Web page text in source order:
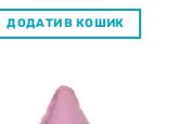
ДОДАТИ В КОШИК